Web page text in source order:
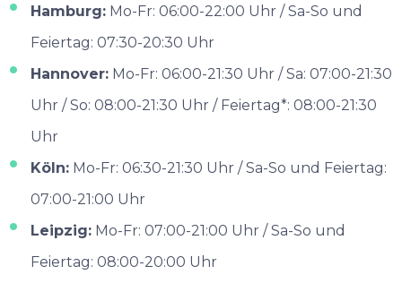
Hamburg:Mo-Fr: 06:00-22:00 Uhr / Sa-So und
Feiertag: 07:30-20:30 Uhr
Hannover:Mo-Fr: 06:00-21:30 Uhr / Sa: 07:00-21:30
Uhr / So: 08:00-21:30 Uhr / Feiertag*: 08:00-21:30
Uhr
Köln:Mo-Fr: 06:30-21:30 Uhr / Sa-So und Feiertag:
07:00-21:00 Uhr
Leipzig:Mo-Fr: 07:00-21:00 Uhr / Sa-So und
Feiertag: 08:00-20:00 Uhr